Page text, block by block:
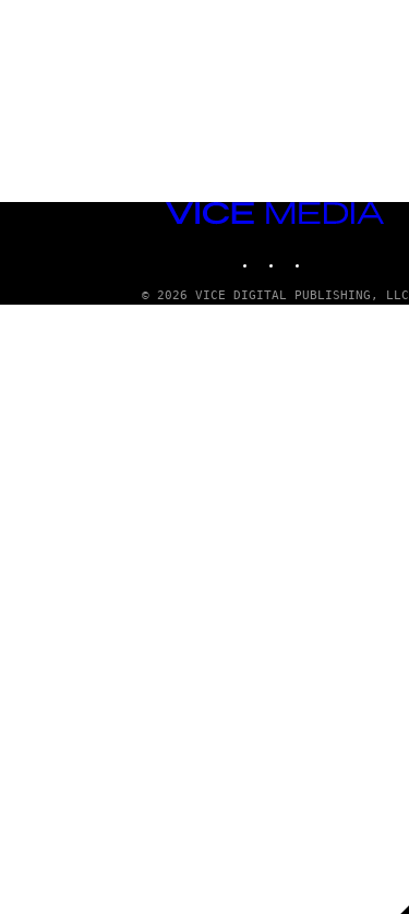
VICE
© 2026 VICE DIGITAL PUBLISHING, LLC